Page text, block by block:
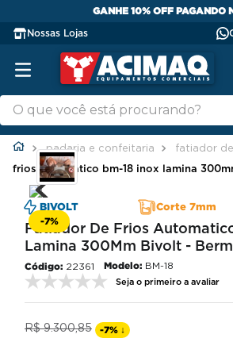
GANHE 10% OFF PAGANDO
Nossas Lojas
padaria e confeitaria fatiador
frios automatico bm-18 inox lamina
BIVOLT Corte 7mm
-7%
Fatiador De Frios
Lamina 300Mm Bivolt -
22361 Modelo: BM-18
Seja o primeiro a avaliar
R$ 9.300,85 -7% ↓